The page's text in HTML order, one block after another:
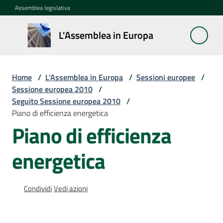
Vai al contenuto
Vai alla navigazione
Vai al footer
Assemblea legislativa
L'Assemblea in Europa
L'Assemblea
in Europa
Cos'è
la
Sessione
Rete
regionale
Home / L'Assemblea in Europa / Sessioni europee /
Sessione europea 2010 /
Seguito Sessione europea 2010 /
Piano di efficienza energetica
Piano di efficienza
energetica
CondividiVedi azioni